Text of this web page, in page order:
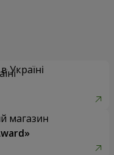
Україні
магазин